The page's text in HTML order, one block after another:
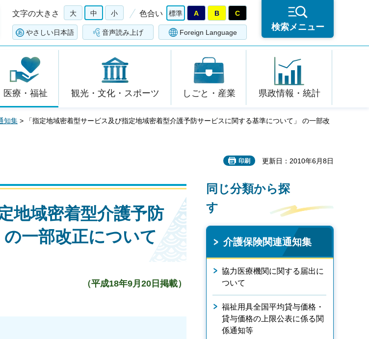
文字の大きさ 大 中 小 色合い 標準 A B C
やさしい日本語 音声読み上げ Foreign Language
検索メニュー
医療・福祉 観光・文化・スポーツ しごと・産業 県政情報・統計
知集 > 「指定地域密着型サービス及び指定地域密着型介護予防サービスに関する基準について」 の一部改
印刷 更新日：2010年6月8日
地域密着型介護予防
一部改正について
（平成18年9月20日掲載）
同じ分類から探
す
介護保険関連通知集
協力医療機関に関する届出に
ついて
福祉用具全国平均貸与価格・
貸与価格の上限公表に係る関
係通知等